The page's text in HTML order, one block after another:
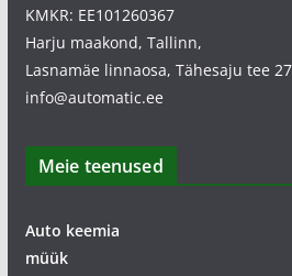
KMKR: EE101260367
Harju maakond, Tallinn,
Lasnamäe linnaosa, Tähesaju tee
info@automatic.ee
Meie teenused
Auto keemia
müük